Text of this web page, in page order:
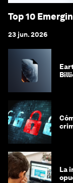
Top 10
23 jun. 2026
La